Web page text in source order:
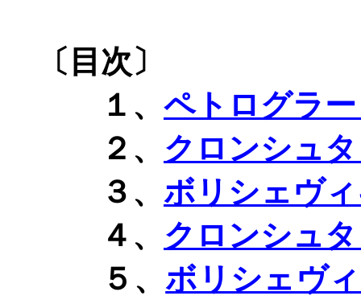
〔目次〕
１、 ペトログラ
２、 クロンシュ
３、 ボリシェヴ
４、 クロンシュ
５、 ボリシェヴ